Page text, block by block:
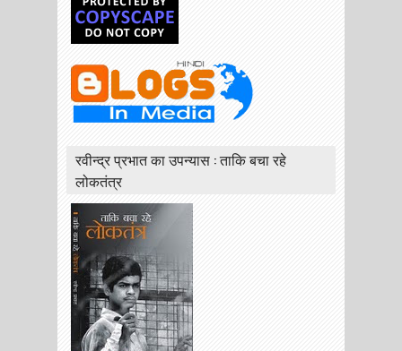
रवीन्द्र प्रभात का उपन्यास : ताकि बचा रहे
लोकतंत्र